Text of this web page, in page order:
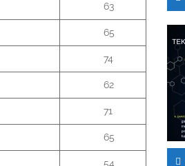
63
65
74
62
71
65
54